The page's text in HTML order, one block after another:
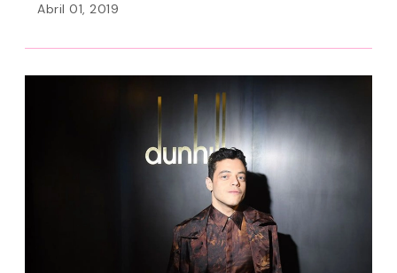
Abril 01, 2019